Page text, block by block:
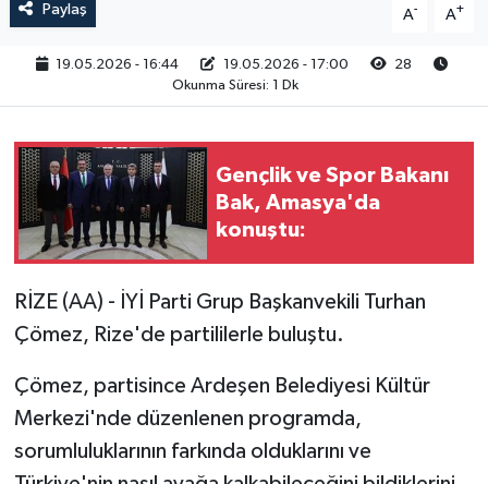
Paylaş A- A+
19.05.2026 - 16:44 19.05.2026 - 17:00
28
Okunma Süresi: 1 Dk
Gençlik ve Spor Bakanı
Bak, Amasya'da
konuştu:
RİZE (AA) - İYİ Parti Grup Başkanvekili Turhan
Çömez, Rize'de partililerle buluştu.
Çömez, partisince Ardeşen Belediyesi Kültür
Merkezi'nde düzenlenen programda,
sorumluluklarının farkında olduklarını ve